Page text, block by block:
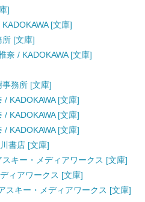
]
[文庫]
[文庫]
奈 / KADOKAWA [文庫]
務所 [文庫]
KADOKAWA [文庫]
KADOKAWA [文庫]
KADOKAWA [文庫]
書店 [文庫]
キー・メディアワークス [文庫]
ィアワークス [文庫]
スキー・メディアワークス [文庫]